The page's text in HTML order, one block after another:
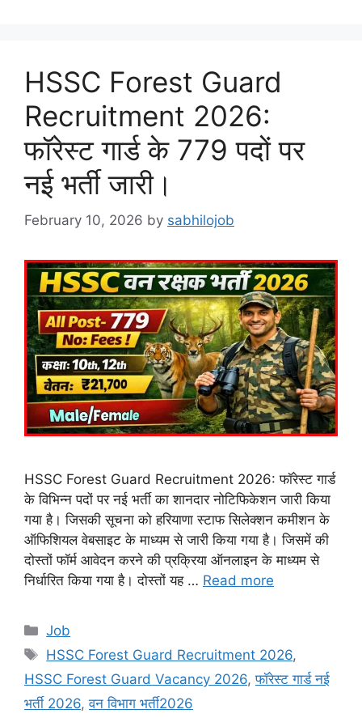
HSSC Forest Guard
Recruitment 2026:
फॉरेस्ट गार्ड के 779 पदों पर
नई भर्ती जारी।
February 10, 2026 by sabhilojob
HSSC Forest Guard Recruitment 2026: फॉरेस्ट गार्ड
के विभिन्न पदों पर नई भर्ती का शानदार नोटिफिकेशन जारी किया
गया है। जिसकी सूचना को हरियाणा स्टाफ सिलेक्शन कमीशन के
ऑफिशियल वेबसाइट के माध्यम से जारी किया गया है। जिसमें की
दोस्तों फॉर्म आवेदन करने की प्रक्रिया ऑनलाइन के माध्यम से
निर्धारित किया गया है। दोस्तों यह … Read more
Categories
Job
Tags
HSSC Forest Guard Recruitment 2026,
HSSC Forest Guard Vacancy 2026,फॉरेस्ट गार्ड नई
भर्ती 2026,वन विभाग भर्ती2026